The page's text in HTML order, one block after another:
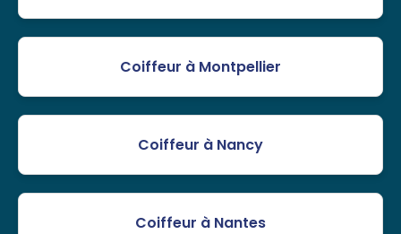
Coiffeur à Montpellier
Coiffeur à Nancy
Coiffeur à Nantes